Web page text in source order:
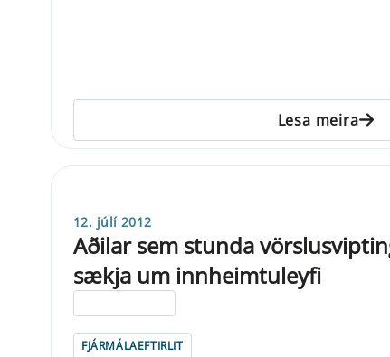
Lesa meira
12. júlí 2012
Aðilar sem stunda
sækja um innheimtuleyfi
FJÁRMÁLAEFTIRLIT